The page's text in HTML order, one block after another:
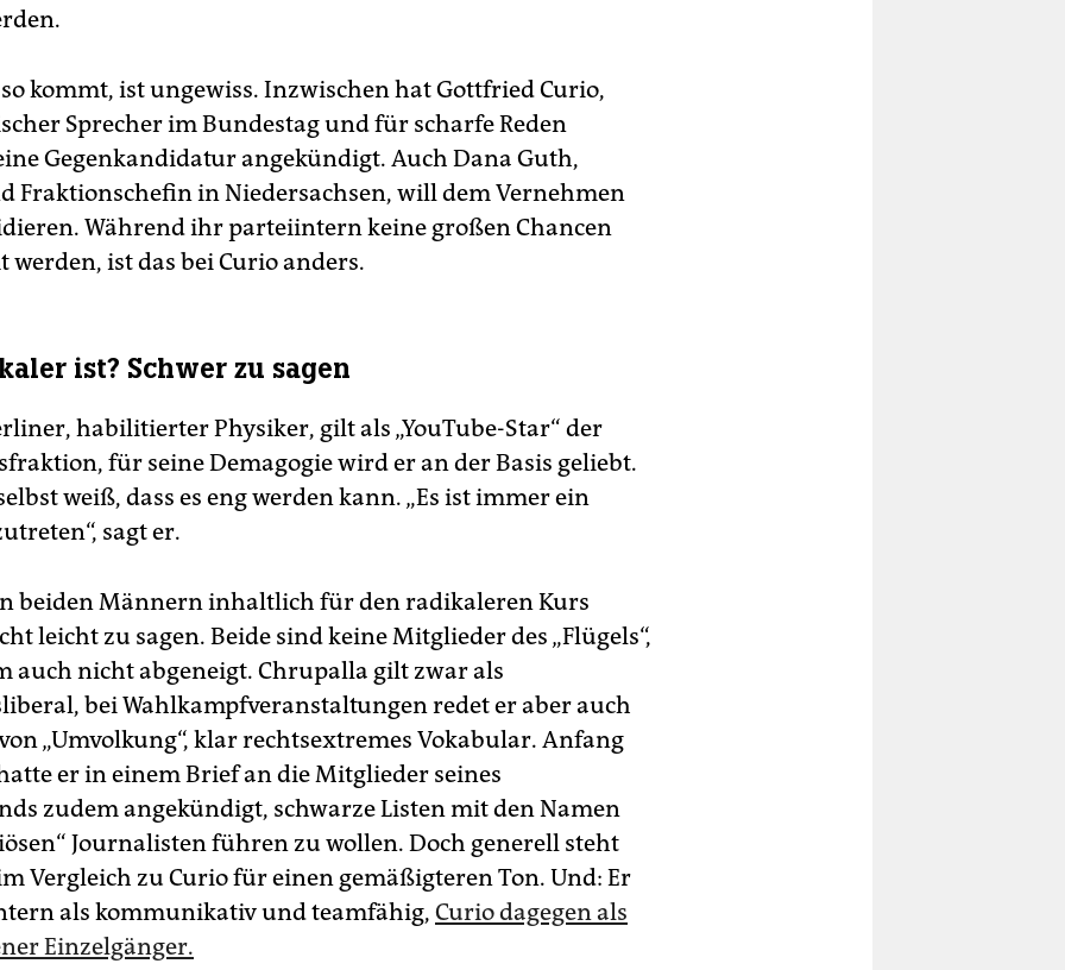
so kommt, ist ungewiss. Inzwischen hat Gottfried Curio,
Sprecher im Bundestag und für scharfe Reden
Gegenkandidatur angekündigt. Auch Dana Guth,
Fraktionschefin in Niedersachsen, will dem Vernehmen
Während ihr parteiintern keine großen Chancen
werden, ist das bei Curio anders.
ist? Schwer zu sagen
habilitierter Physiker, gilt als „YouTube-Star“ der
für seine Demagogie wird er an der Basis geliebt.
weiß, dass es eng werden kann. „Es ist immer ein
sagt er.
beiden Männern inhaltlich für den radikaleren Kurs
leicht zu sagen. Beide sind keine Mitglieder des „Flügels“,
auch nicht abgeneigt. Chrupalla gilt zwar als
bei Wahlkampfveranstaltungen redet er aber auch
„Umvolkung“, klar rechtsextremes Vokabular. Anfang
er in einem Brief an die Mitglieder seines
zudem angekündigt, schwarze Listen mit den Namen
Journalisten führen zu wollen. Doch generell steht
Vergleich zu Curio für einen gemäßigteren Ton. Und: Er
als kommunikativ und teamfähig, Curio dagegen als
Einzelgänger.